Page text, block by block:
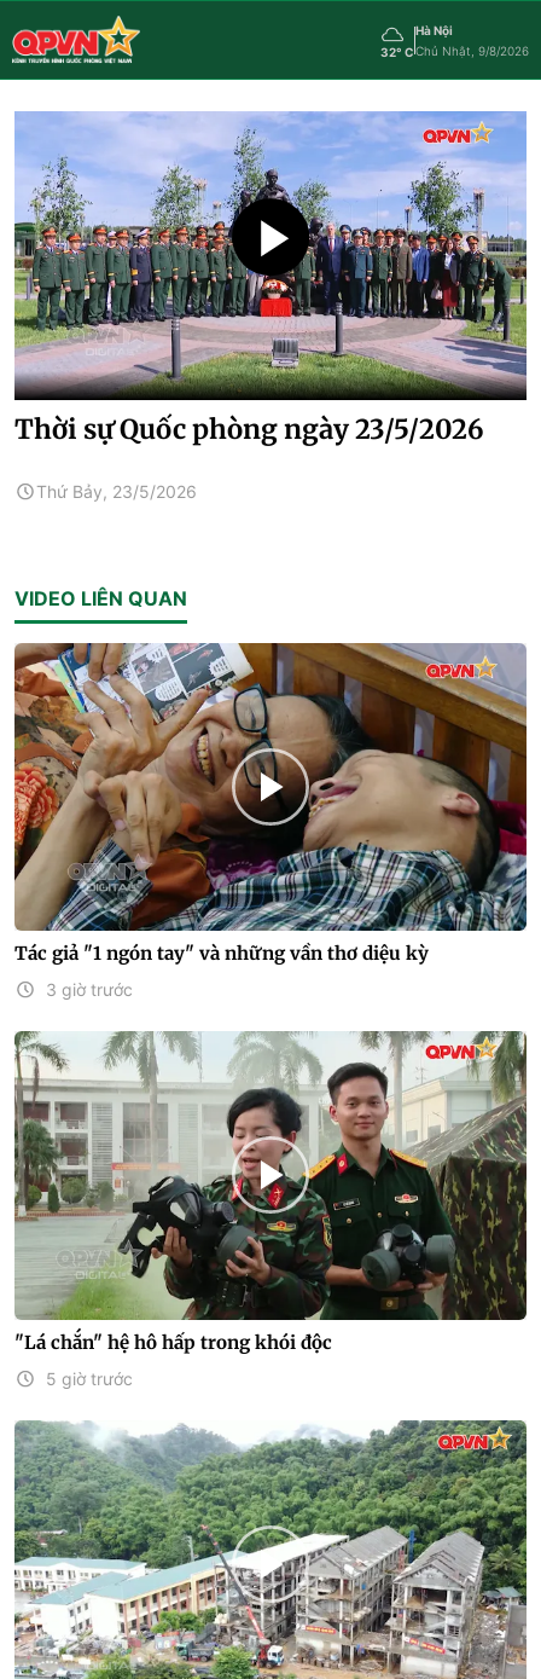
32° C
Hà Nội
Chủ Nhật, 9/8/2026
Thời sự Quốc phòng ngày 23/5/2026
Thứ Bảy, 23/5/2026
VIDEO LIÊN QUAN
Tác giả "1 ngón tay" và những vần thơ diệu kỳ
3 giờ trước
"Lá chắn" hệ hô hấp trong khói độc
5 giờ trước